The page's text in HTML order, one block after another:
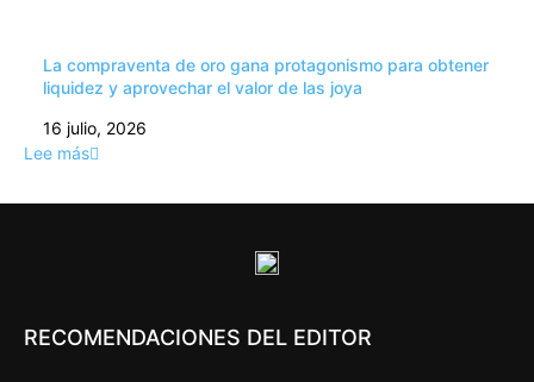
La compraventa de oro gana protagonismo para obtener
liquidez y aprovechar el valor de las joya
16 julio, 2026
Lee más
RECOMENDACIONES DEL EDITOR